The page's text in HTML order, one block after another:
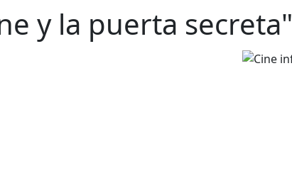
y la puerta secreta"